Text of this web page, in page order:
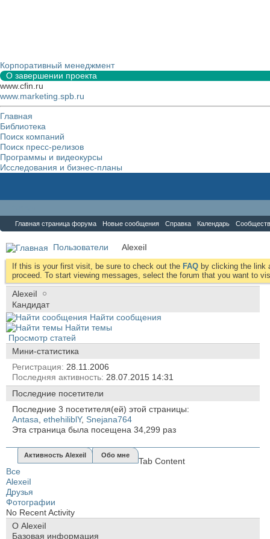
Корпоративный менеджмент
О завершении проекта
www.cfin.ru
www.marketing.spb.ru
Главная
Библиотека
Поиск компаний
Поиск пресс-релизов
Программы и видеокурсы
Исследования и бизнес-планы
Главная страница форума Новые сообщения Справка Календарь
Пользователи AlexeiI
If this is your first visit, be sure to check out the FAQ by clicking the link
proceed. To start viewing messages, select the forum that you want to
AlexeiI
Кандидат
Найти сообщения
Найти темы
Просмотр статей
Мини-статистика
Регистрация 28.11.2006
Последняя активность 28.07.2015 14:31
Последние посетители
Последние 3 посетителя(ей) этой страницы:
Antasa, ethehiliblY, Snejana764
Эта страница была посещена 34,299 раз
Активность AlexeiI Обо мне
Tab Content
Все
AlexeiI
Друзья
Фотографии
No Recent Activity
О AlexeiI
Базовая информация